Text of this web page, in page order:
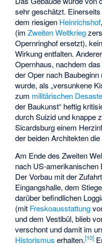
sehr geschätzt.
dem riesigen Heinrichshof
(imZweiten Weltkrieg
Opernringhof ersetzt),
Wirkung entfalten.
Opernhaus, nachdem
der Oper nach
wurde, als „versunkene
zum militärischen
der Baukunst“ heftig
durch Suizid und knappe
Sicardsburg einem
der beiden Architekten
Am Ende des Zweiten
nach US-amerikanischen
Der Vorbau mit der
Eingangshalle, dem
darüber befindlichen
(mit Freskoausstattung
und dem Vestibül, blieb
verschont und damit im
Historismus erhalten.[10]